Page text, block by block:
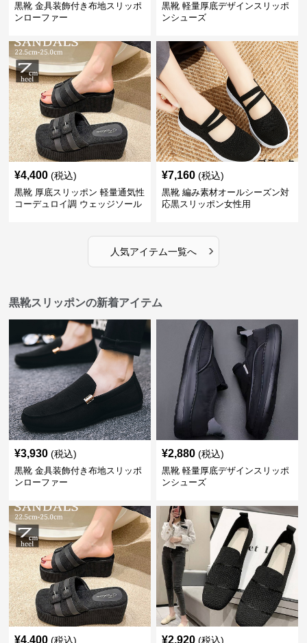
黒靴 金具装飾付き布地スリッポ
ンローファー
黒靴 軽量厚底デザインスリッポ
ンシューズ
¥4,400 (税込)
黒靴 厚底スリッポン 軽量通気性
コーデュロイ調 ウェッジソール
¥7,160 (税込)
黒靴 編み素材オールシーズン対
応黒スリッポン女性用
人気アイテム一覧へ ›
黒靴スリッポンの新着アイテム
¥3,930 (税込)
黒靴 金具装飾付き布地スリッポ
ンローファー
¥2,880 (税込)
黒靴 軽量厚底デザインスリッポ
ンシューズ
¥4,400 (税込) ¥2,920 (税込)